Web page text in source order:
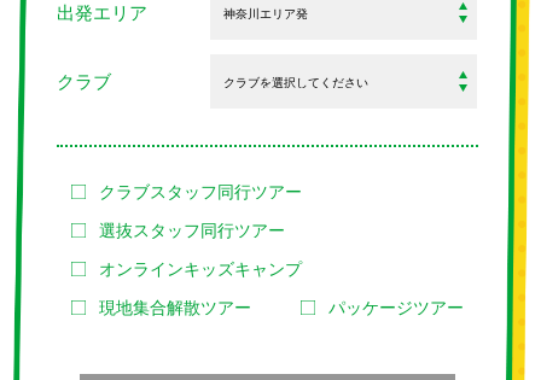
出発エリア
クラブ
クラブスタッフ同行ツアー
選抜スタッフ同行ツアー
オンラインキッズキャンプ
現地集合解散ツアー
パッケージツアー